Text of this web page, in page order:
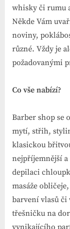
whisky či rumu
Někde Vám
noviny,
různé. Vždy je
požadovanými
Co vše nabízí?
Barber shop se
mytí, střih,
klasickou
nejpříjemnější a
depilaci
masáže
barvení vlasů či
třešničku na